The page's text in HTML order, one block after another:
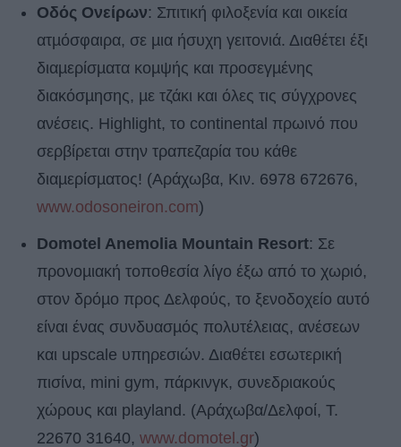
Οδός Ονείρων: Σπιτική φιλοξενία και οικεία
ατµόσφαιρα, σε µια ήσυχη γειτονιά. Διαθέτει έξι
διαµερίσµατα κοµψής και προσεγµένης
διακόσµησης, µε τζάκι και όλες τις σύγχρονες
ανέσεις. Highlight, το continental πρωινό που
σερβίρεται στην τραπεζαρία του κάθε
διαµερίσµατος! (Αράχωβα, Κιν. 6978 672676,
www.odosoneiron.com)
Domotel Anemolia Mountain Resort: Σε
προνοµιακή τοποθεσία λίγο έξω από το χωριό,
στον δρόµο προς Δελφούς, το ξενοδοχείο αυτό
είναι ένας συνδυασµός πολυτέλειας, ανέσεων
και upscale υπηρεσιών. Διαθέτει εσωτερική
πισίνα, mini gym, πάρκινγκ, συνεδριακούς
χώρους και playland. (Αράχωβα/Δελφοί, Τ.
22670 31640, www.domotel.gr)